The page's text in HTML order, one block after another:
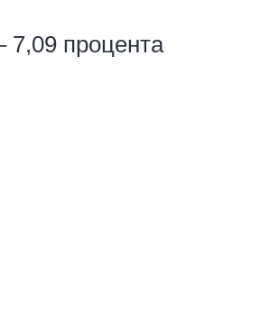
7,09 процента